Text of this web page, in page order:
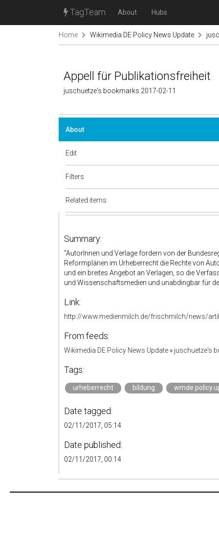
TagTeam About Hubs
Home Wikimedia DE Policy News Update
Appell für Publikationsfreiheit
juschuetze's bookmarks 2017-02-11
About
Edit
Filters
Related items
Summary:
"AutorInnen und Verlage fordern von der
Reformplänen im Urheberrecht die Rechte von
und ein breites Angebot an Verlagen, so die
und Wissenschaftsmedien und unabdingbar für
Link:
http://www.medienmilch.de/frischmilch/news/
From feeds:
Wikimedia DE Policy News Update » juschuetze's
Tags:
urheberrecht bildung
Date tagged:
02/11/2017, 05:14
Date published:
02/11/2017, 00:14